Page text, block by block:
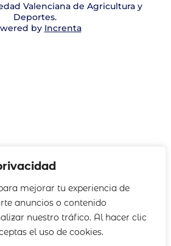
mejorar tu experiencia de
anuncios o contenido
nuestro tráfico. Al hacer clic
el uso de cookies.
Valenciana de Agricultura y
Deportes.
by Increnta